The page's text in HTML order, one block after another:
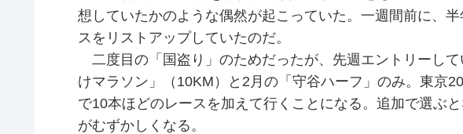
想していたかのような偶然が起こっていた。一週間前に、
スをリストアップしていたのだ。
二度目の「国盗り」のためだったが、先週エントリーし
けマラソン」（10KM）と2月の「守谷ハーフ」のみ。東京
で10本ほどのレースを加えて行くことになる。追加で選ぶ
がむずかしくなる。